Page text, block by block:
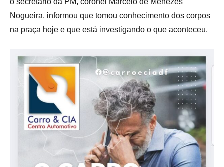
Nogueira, informou que tomou conhecimento dos corpos
na praça hoje e que está investigando o que aconteceu.